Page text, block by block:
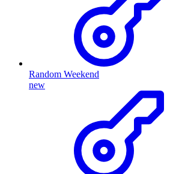
Random Weekend
new